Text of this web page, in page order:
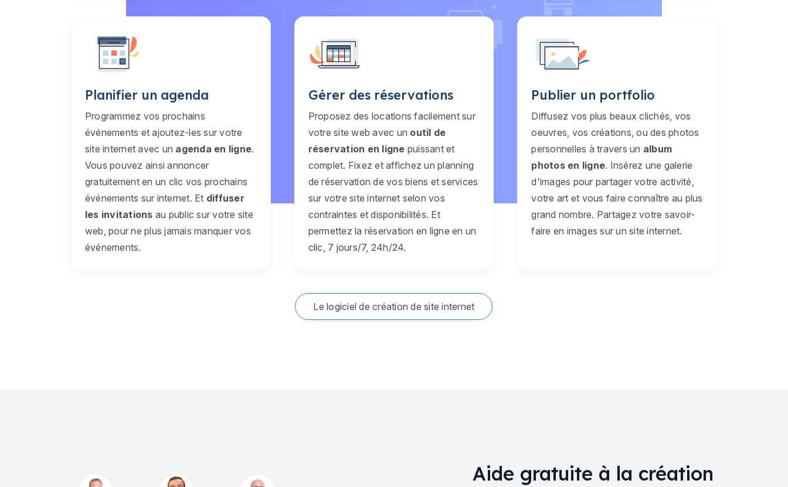
Planifier un agenda
Programmez vos prochains
événements et ajoutez-les sur votre
site internet avec un agenda en ligne.
Vous pouvez ainsi annoncer
gratuitement en un clic vos prochains
événements sur internet. Et diffuser
les invitations au public sur votre site
web, pour ne plus jamais manquer vos
événements.
Gérer des réservations
Proposez des locations facilement sur
votre site web avec un outil de
réservation en ligne puissant et
complet. Fixez et affichez un planning
de réservation de vos biens et services
sur votre site internet selon vos
contraintes et disponibilités. Et
permettez la réservation en ligne en un
clic, 7 jours/7, 24h/24.
Publier un portfolio
Diffusez vos plus beaux clichés, vos
oeuvres, vos créations, ou des photos
personnelles à travers un album
photos en ligne. Insérez une galerie
d'images pour partager votre activité,
votre art et vous faire connaître au plus
grand nombre. Partagez votre savoir-
faire en images sur un site internet.
Le logiciel de création de site internet
Aide gratuite à la création